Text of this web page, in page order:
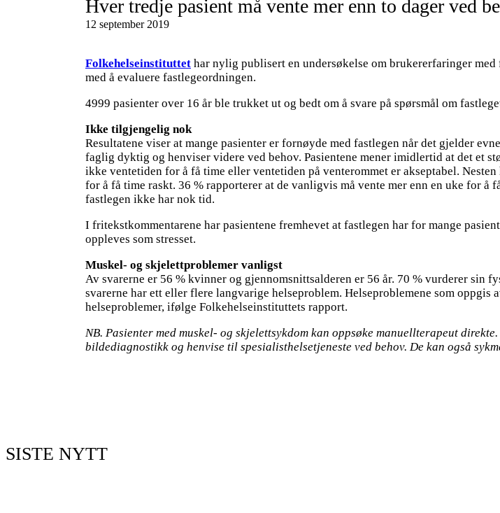
Hver tredje pasient må vente mer enn to dager ved
12 september 2019
Folkehelseinstituttet har nylig publisert en undersøkelse om brukererfaringer
med å evaluere fastlegeordningen.
4999 pasienter over 16 år ble trukket ut og bedt om å svare på spørsmål om
Ikke tilgjengelig nok
Resultatene viser at mange pasienter er fornøyde med fastlegen når det gjelder
faglig dyktig og henviser videre ved behov. Pasientene mener imidlertid at det et
ikke ventetiden for å få time eller ventetiden på venterommet er akseptabel.
for å få time raskt. 36 % rapporterer at de vanligvis må vente mer enn en uke for å
fastlegen ikke har nok tid.
I fritekstkommentarene har pasientene fremhevet at fastlegen har for mange
oppleves som stresset.
Muskel- og skjelettproblemer vanligst
Av svarerne er 56 % kvinner og gjennomsnittsalderen er 56 år. 70 % vurderer sin
svarerne har ett eller flere langvarige helseproblem. Helseproblemene som
helseproblemer, ifølge Folkehelseinstituttets rapport.
NB. Pasienter med muskel- og skjelettsykdom kan oppsøke manuellterapeut
bildediagnostikk og henvise til spesialisthelsetjeneste ved behov. De kan også
SISTE NYTT